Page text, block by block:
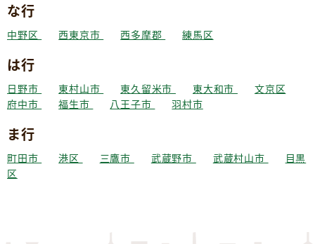
な行
中野区 西東京市 西多摩郡 練馬区
は行
日野市 東村山市 東久留米市 東大和市
文京区
府中市
福生市 八王子市 羽村市
ま行
町田市 港区 三鷹市 武蔵野市 武蔵村山市
目黒
区